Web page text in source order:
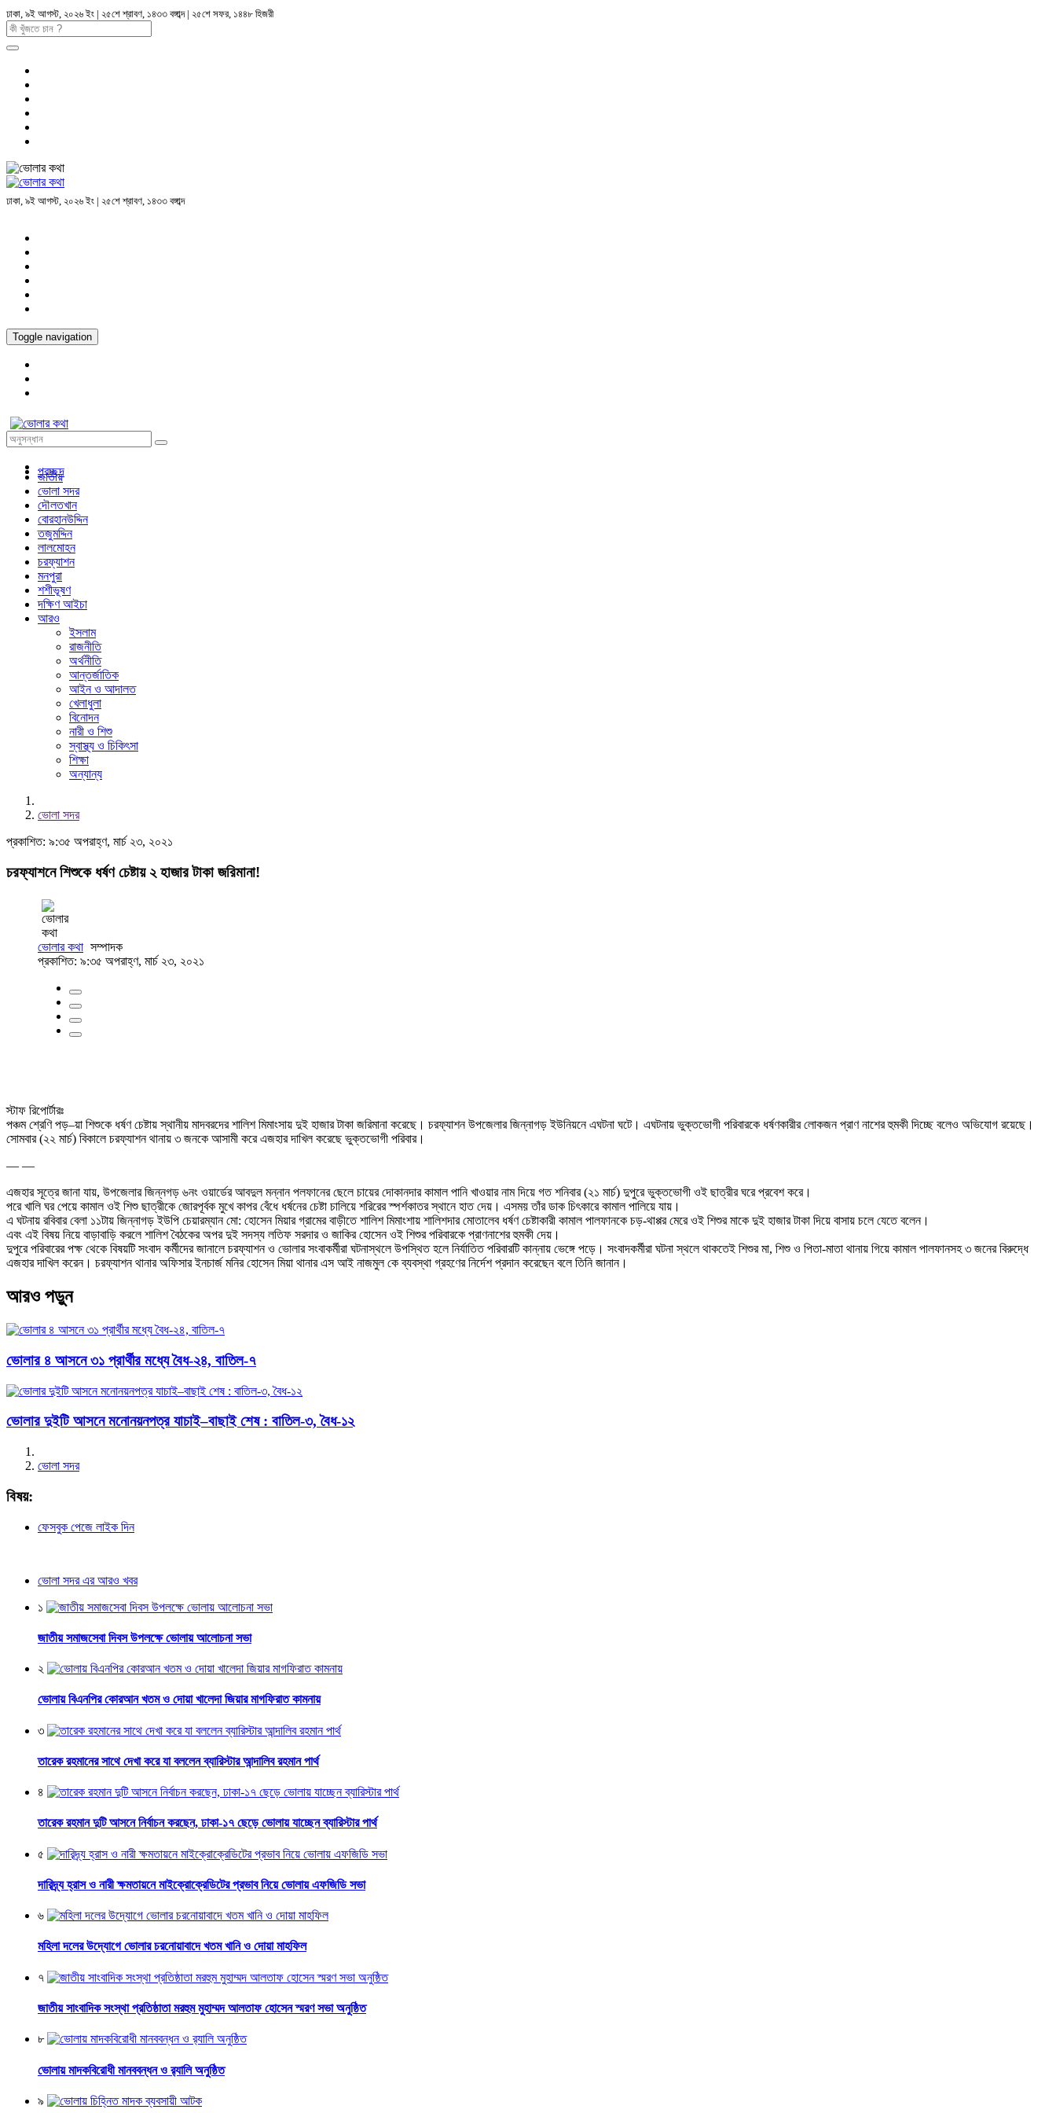
ঢাকা, ৯ই আগস্ট, ২০২৬ ইং | ২৫শে শ্রাবণ, ১৪৩৩ বঙ্গাব্দ | ২৫শে সফর, ১৪৪৮ হিজরী
ঢাকা, ৯ই আগস্ট, ২০২৬ ইং | ২৫শে শ্রাবণ, ১৪৩৩ বঙ্গাব্দ
Toggle navigation
প্রচ্ছদ
জাতীয়
ভোলা সদর
দৌলতখান
বোরহানউদ্দিন
তজুমদ্দিন
লালমোহন
চরফ্যাশন
মনপুরা
শশীভূষণ
দক্ষিণ আইচা
আরও
ইসলাম
রাজনীতি
অর্থনীতি
আন্তর্জাতিক
আইন ও আদালত
খেলাধুলা
বিনোদন
নারী ও শিশু
স্বাস্থ্য ও চিকিৎসা
শিক্ষা
অন্যান্য
ভোলা সদর
প্রকাশিত: ৯:৩৫ অপরাহ্ণ, মার্চ ২৩, ২০২১
চরফ্যাশনে শিশুকে ধর্ষণ চেষ্টায় ২ হাজার টাকা জরিমানা!
ভোলার কথা সম্পাদক
প্রকাশিত: ৯:৩৫ অপরাহ্ণ, মার্চ ২৩, ২০২১
স্টাফ রিপোর্টারঃ
পঞ্চম শ্রেণি পড়–য়া শিশুকে ধর্ষণ চেষ্টায় স্থানীয় মাদবরদের শালিশ মিমাংসায় দুই হাজার টাকা জরিমানা করেছে। চরফ্যাশন উপজেলার জিন্নাগড় ইউনিয়নে এঘটনা ঘটে। এঘটনায় ভুক্তভোগী পরিবারকে ধর্ষণকারীর লোকজন প্রাণ নাশের হুমকী দিচ্ছে বলেও অভিযোগ রয়েছে।
সোমবার (২২ মার্চ) বিকালে চরফ্যাশন থানায় ৩ জনকে আসামী করে এজহার দাখিল করেছে ভুক্তভোগী পরিবার।
— —
এজহার সূত্রে জানা যায়, উপজেলার জিন্নগড় ৬নং ওয়ার্ডের আবদুল মন্নান পলফানের ছেলে চায়ের দোকানদার কামাল পানি খাওয়ার নাম দিয়ে গত শনিবার (২১ মার্চ) দুপুরে ভুক্তভোগী ওই ছাত্রীর ঘরে প্রবেশ করে।
পরে খালি ঘর পেয়ে কামাল ওই শিশু ছাত্রীকে জোরপূর্বক মুখে কাপর বেঁধে ধর্ষনের চেষ্টা চালিয়ে শরিরের স্পর্শকাতর স্থানে হাত দেয়। এসময় তাঁর ডাক চিৎকারে কামাল পালিয়ে যায়।
এ ঘটনায় রবিবার বেলা ১১টায় জিন্নাগড় ইউপি চেয়ারম্যান মো: হোসেন মিয়ার গ্রামের বাড়ীতে শালিশ মিমাংশায় শালিশদার মোতালেব ধর্ষণ চেষ্টাকারী কামাল পালফানকে চড়-থাপ্পর মেরে ওই শিশুর মাকে দুই হাজার টাকা দিয়ে বাসায় চলে যেতে বলেন।
এবং এই বিষয় নিয়ে বাড়াবাড়ি করলে শালিশ বৈঠকের অপর দুই সদস্য লতিফ সরদার ও জাকির হোসেন ওই শিশুর পরিবারকে প্রাণনাশের হুমকী দেয়।
দুপুরে পরিবারের পক্ষ থেকে বিষয়টি সংবাদ কর্মীদের জানালে চরফ্যাশন ও ভোলার সংবাকর্মীরা ঘটনাস্থলে উপস্থিত হলে নির্যাতিত পরিবারটি কান্নায় ভেঙ্গে পড়ে। সংবাদকর্মীরা ঘটনা স্থলে থাকতেই শিশুর মা, শিশু ও পিতা-মাতা থানায় গিয়ে কামাল পালফানসহ ৩ জনের বিরুদ্ধে
এজহার দাখিল করেন। চরফ্যাশন থানার অফিসার ইনচার্জ মনির হোসেন মিয়া থানার এস আই নাজমুল কে ব্যবস্থা গ্রহণের নির্দেশ প্রদান করেছেন বলে তিনি জানান।
আরও পড়ুন
ভোলার ৪ আসনে ৩১ প্রার্থীর মধ্যে বৈধ-২৪, বাতিল-৭
ভোলার দুইটি আসনে মনোনয়নপত্র যাচাই–বাছাই শেষ : বাতিল-৩, বৈধ-১২
ভোলা সদর
বিষয়:
ফেসবুক পেজে লাইক দিন
ভোলা সদর এর আরও খবর
১
জাতীয় সমাজসেবা দিবস উপলক্ষে ভোলায় আলোচনা সভা
২
ভোলায় বিএনপির কোরআন খতম ও দোয়া খালেদা জিয়ার মাগফিরাত কামনায়
৩
তারেক রহমানের সাথে দেখা করে যা বললেন ব্যারিস্টার আন্দালিব রহমান পার্থ
৪
তারেক রহমান দুটি আসনে নির্বাচন করছেন, ঢাকা-১৭ ছেড়ে ভোলায় যাচ্ছেন ব্যারিস্টার পার্থ
৫
দারিদ্র্য হ্রাস ও নারী ক্ষমতায়নে মাইক্রোক্রেডিটের প্রভাব নিয়ে ভোলায় এফজিডি সভা
৬
মহিলা দলের উদ্যোগে ভোলার চরনোয়াবাদে খতম খানি ও দোয়া মাহফিল
৭
জাতীয় সাংবাদিক সংস্থা প্রতিষ্ঠাতা মরহুম মুহাম্মদ আলতাফ হোসেন স্মরণ সভা অনুষ্ঠিত
৮
ভোলায় মাদকবিরোধী মানববন্ধন ও র‌্যালি অনুষ্ঠিত
৯